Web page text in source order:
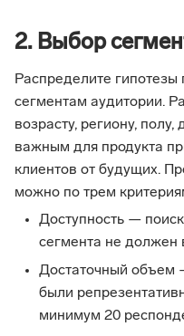
2. Выбор
Распределите
сегментам аудитории.
возрасту, региону, полу,
важным для продукта
клиентов от будущих.
можно по трем
Доступность —
сегмента не должен
Достаточный объем
были
минимум 20